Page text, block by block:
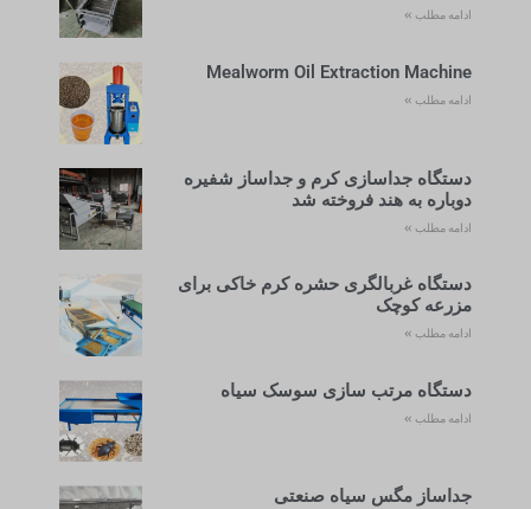
ادامه مطلب »
Mealworm Oil Extraction Machine
ادامه مطلب »
دستگاه جداسازی کرم و جداساز شفیره
دوباره به هند فروخته شد
ادامه مطلب »
دستگاه غربالگری حشره کرم خاکی برای
مزرعه کوچک
ادامه مطلب »
دستگاه مرتب سازی سوسک سیاه
ادامه مطلب »
جداساز مگس سیاه صنعتی